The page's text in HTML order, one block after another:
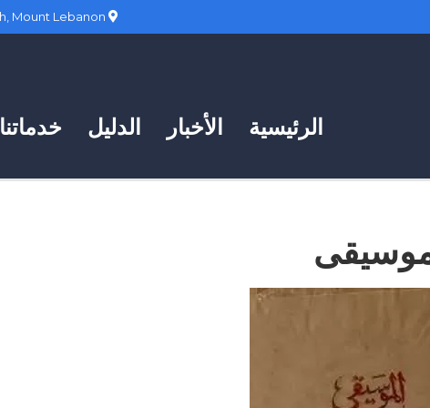
خدماتنا الدليل الأخبار الرئيسية